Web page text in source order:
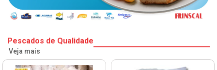
Pescados de Qualidade
Veja mais